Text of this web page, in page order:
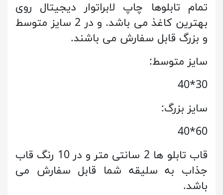
تمام تابلوها چاپ لابراتوار دیجیتال روی
بهترین کاغذ می باشد. و در 2 سایز متوسط
و بزرگ قابل سفارش می باشند.
سایز متوسط:
30*40
سایز بزرگ:
60*40
قاب تابلو ها 2 سانتی متر و در 10 رنگ قاب
جذاب به سلیقه شما قابل سفارش می
باشد.